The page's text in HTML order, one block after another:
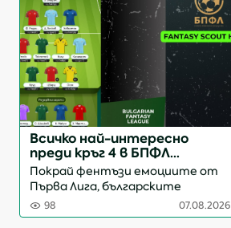
Всичко най-интересно
преди кръг 4 в БПФЛ
Фентъзи
Покрай фентъзи емоциите от
Първа Лига, българските
отбори продължават да ни
носят радост и гордост с
98 07.08.2026